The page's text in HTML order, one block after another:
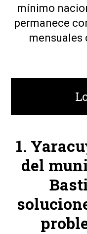
mínimo
permanece
mensuales
del